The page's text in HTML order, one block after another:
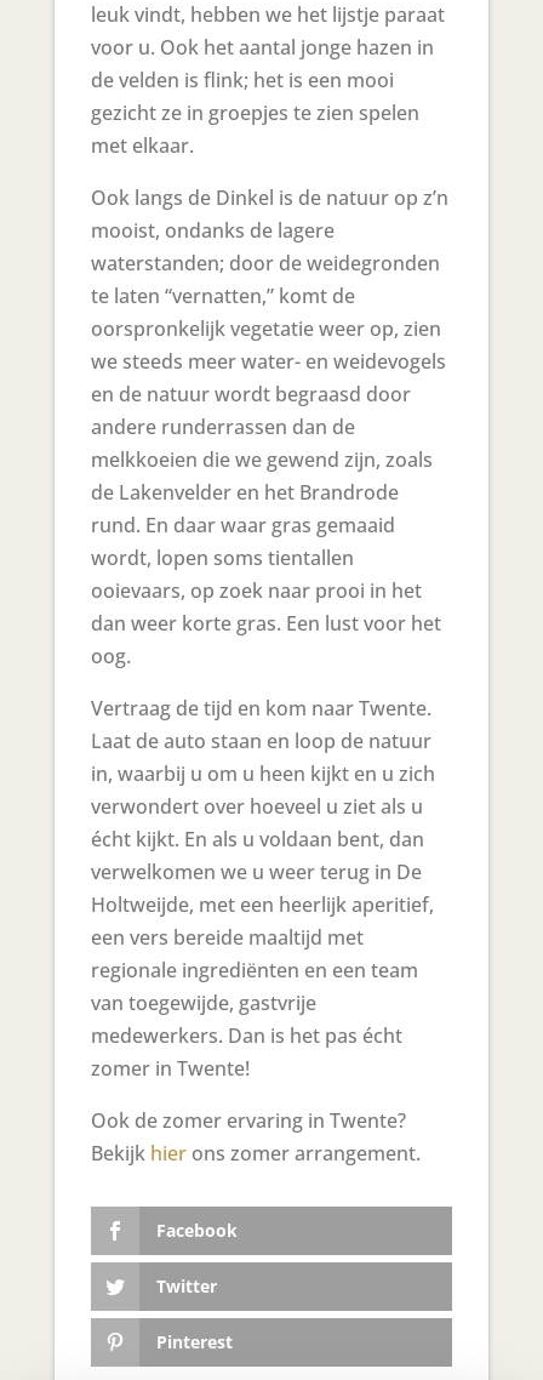
leuk vindt, hebben we het lijstje paraat
voor u. Ook het aantal jonge hazen in
de velden is flink; het is een mooi
gezicht ze in groepjes te zien spelen
met elkaar.
Ook langs de Dinkel is de natuur op z’n
mooist, ondanks de lagere
waterstanden; door de weidegronden
te laten “vernatten,” komt de
oorspronkelijk vegetatie weer op, zien
we steeds meer water- en weidevogels
en de natuur wordt begraasd door
andere runderrassen dan de
melkkoeien die we gewend zijn, zoals
de Lakenvelder en het Brandrode
rund. En daar waar gras gemaaid
wordt, lopen soms tientallen
ooievaars, op zoek naar prooi in het
dan weer korte gras. Een lust voor het
oog.
Vertraag de tijd en kom naar Twente.
Laat de auto staan en loop de natuur
in, waarbij u om u heen kijkt en u zich
verwondert over hoeveel u ziet als u
écht kijkt. En als u voldaan bent, dan
verwelkomen we u weer terug in De
Holtweijde, met een heerlijk aperitief,
een vers bereide maaltijd met
regionale ingrediënten en een team
van toegewijde, gastvrije
medewerkers. Dan is het pas écht
zomer in Twente!
Ook de zomer ervaring in Twente?
Bekijk hierons zomer arrangement.
Facebook
Twitter
Pinterest